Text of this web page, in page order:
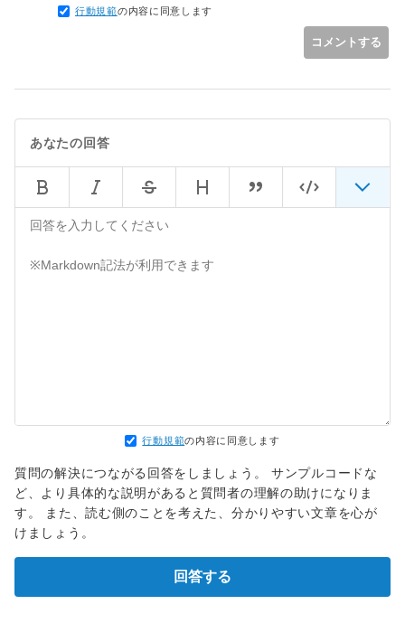
行動規範の内容に同意します
コメントする
あなたの回答
行動規範の内容に同意します
質問の解決につながる回答をしましょう。 サンプルコードな
ど、より具体的な説明があると質問者の理解の助けになりま
す。 また、読む側のことを考えた、分かりやすい文章を心が
けましょう。
回答する